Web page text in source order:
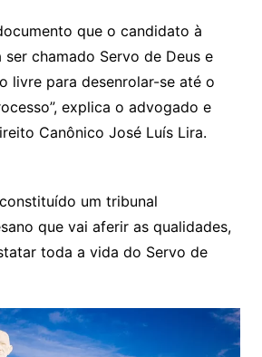
que o candidato à
ser chamado Servo de Deus e
livre para desenrolar-se até o
explica o advogado e
Canônico José Luís Lira.
um tribunal
que vai aferir as qualidades,
toda a vida do Servo de